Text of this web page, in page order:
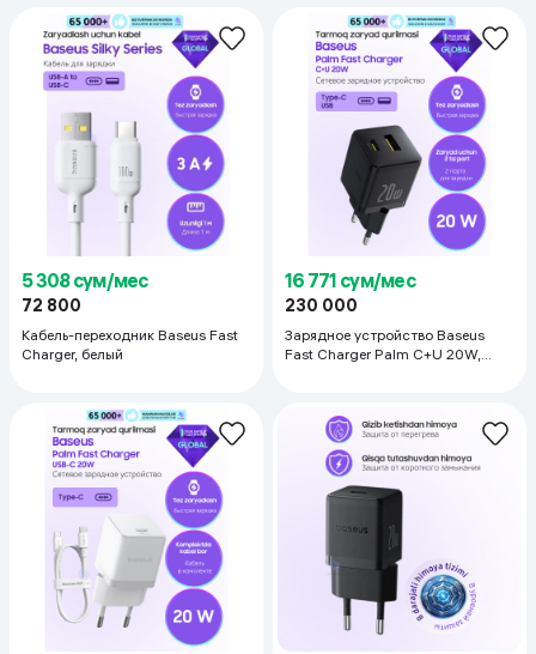
5 308 сум/мес
72 800
Кабель-переходник Baseus Fast
Charger, белый
16 771 сум/мес
230 000
Зарядное устройство Baseus
Fast Charger Palm C+U 20W,